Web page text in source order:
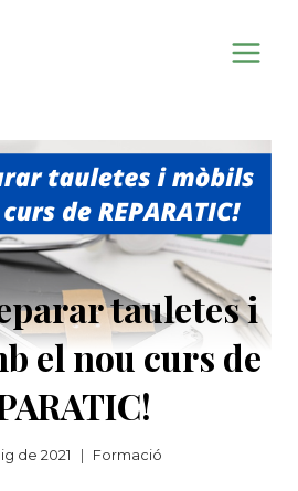
tauletes i
el nou curs de
de 2021 Formació